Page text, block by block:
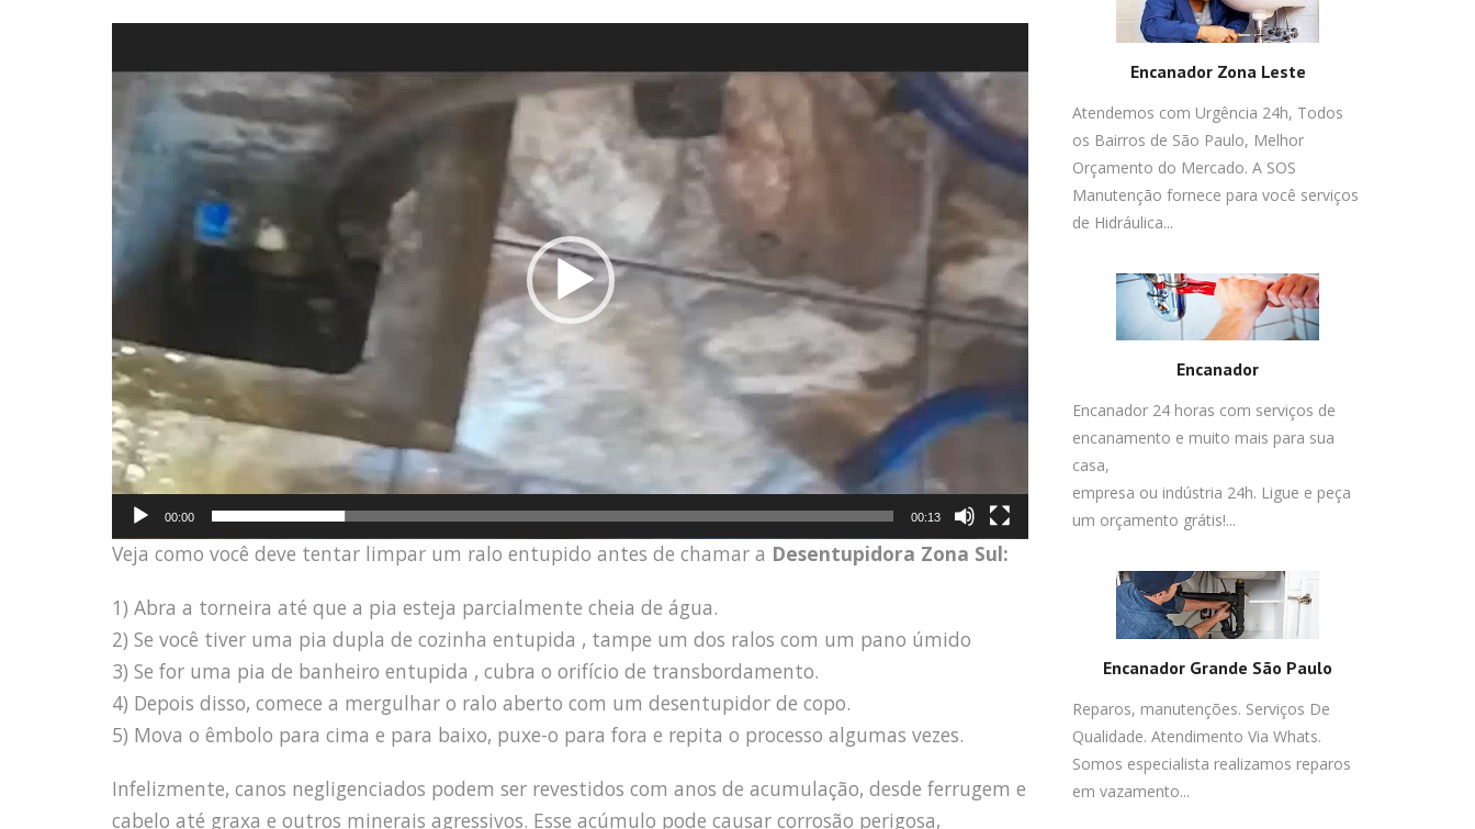
vídeo
00:00 00:13
Veja como você deve tentar limpar um ralo entupido antes de chamar a Desentupidora Zona Sul:
1) Abra a torneira até que a pia esteja parcialmente cheia de água.
2) Se você tiver uma pia dupla de cozinha entupida , tampe um dos ralos com um pano úmido
3) Se for uma pia de banheiro entupida , cubra o orifício de transbordamento.
4) Depois disso, comece a mergulhar o ralo aberto com um desentupidor de copo.
5) Mova o êmbolo para cima e para baixo, puxe-o para fora e repita o processo algumas vezes.
Infelizmente, canos negligenciados podem ser revestidos com anos de acumulação, desde ferrugem e
cabelo até graxa e outros minerais agressivos. Esse acúmulo pode causar corrosão perigosa,
Encanador Zona Leste
Atendemos com Urgência 24h, Todos
os Bairros de São Paulo, Melhor
Orçamento do Mercado. A SOS
Manutenção fornece para você serviços
de Hidráulica...
Encanador
Encanador 24 horas com serviços de
encanamento e muito mais para sua
casa,
empresa ou indústria 24h. Ligue e peça
um orçamento grátis!...
Encanador Grande São Paulo
Reparos, manutenções. Serviços De
Qualidade. Atendimento Via Whats.
Somos especialista realizamos reparos
em vazamento...